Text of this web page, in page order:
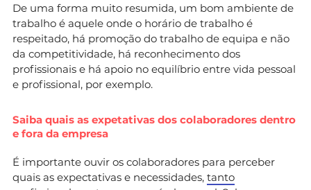
De uma forma muito resumida, um bom ambiente de
trabalho é aquele onde o horário de trabalho é
respeitado, há promoção do trabalho de equipa e não
da competitividade, há reconhecimento dos
profissionais e há apoio no equilíbrio entre vida pessoal
e profissional, por exemplo.
Saiba quais as expetativas dos colaboradores dentro
e fora da empresa
É importante ouvir os colaboradores para perceber
quais as expectativas e necessidades, tanto